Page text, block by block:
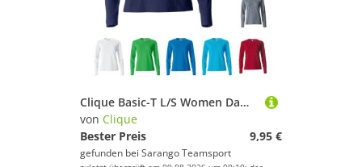
Clique Basic-T L/S Women Damen
von Clique
Bester Preis
9,95 €
gefunden bei Sarango Teamsport